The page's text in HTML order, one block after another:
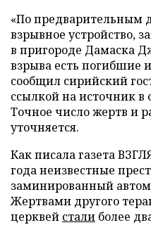
«По предварительным
взрывное устройство,
в пригороде Дамаска
взрыва есть погибшие
сообщил сирийский
ссылкой на источник в
Точное число жертв и
уточняется.
Как писала газета
года неизвестные
заминированный
Жертвами другого
церквей стали более